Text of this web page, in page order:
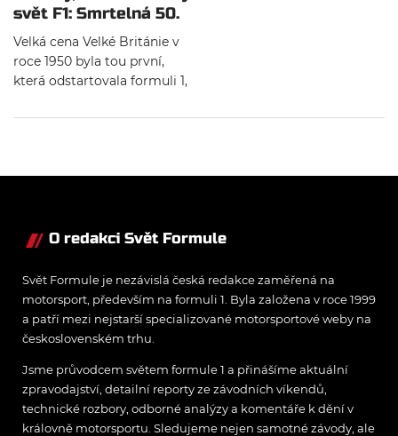
svět F1: Smrtelná 50.
léta
Velká cena Velké Británie v
roce 1950 byla tou první,
která odstartovala formuli 1,
měla v 50. letech dost
součástí závodění a kvůli
bezpečné vozy. I přes
nehody je smrt naštěstí
ojedinělou záležitostí.
O redakci Svět Formule
Svět Formule je nezávislá česká redakce zaměřená na
motorsport, především na formuli 1. Byla založena v roce 1999
a patří mezi nejstarší specializované motorsportové weby na
československém trhu.
Jsme průvodcem světem formule 1 a přinášíme aktuální
zpravodajství, detailní reporty ze závodních víkendů,
technické rozbory, odborné analýzy a komentáře k dění v
královně motorsportu. Sledujeme nejen samotné závody, ale